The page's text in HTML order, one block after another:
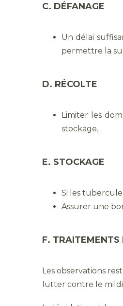
C. DÉFANAGE
Un délai
permettre la
D. RÉCOLTE
Limiter les
stockage.
E. STOCKAGE
Si les
Assurer une
F. TRAITEMENTS
Les observations
lutter contre le